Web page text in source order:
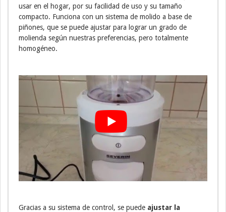
usar en el hogar, por su facilidad de uso y su tamaño
compacto. Funciona con un sistema de molido a base de
piñones, que se puede ajustar para lograr un grado de
molienda según nuestras preferencias, pero totalmente
homogéneo.
Gracias a su sistema de control, se puede ajustar la